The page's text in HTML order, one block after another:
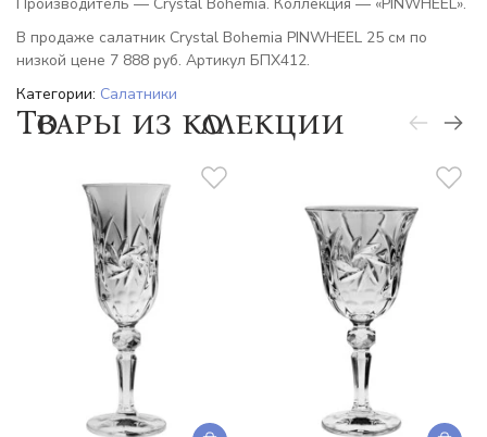
В продаже салатник Crystal Bohemia PINWHEEL 25 см по
низкой цене 7 888 руб. Артикул БПХ412.
Категории: Салатники
Товары из коллекции